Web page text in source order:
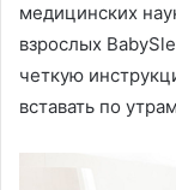
медицинских
взрослых
четкую
вставать по